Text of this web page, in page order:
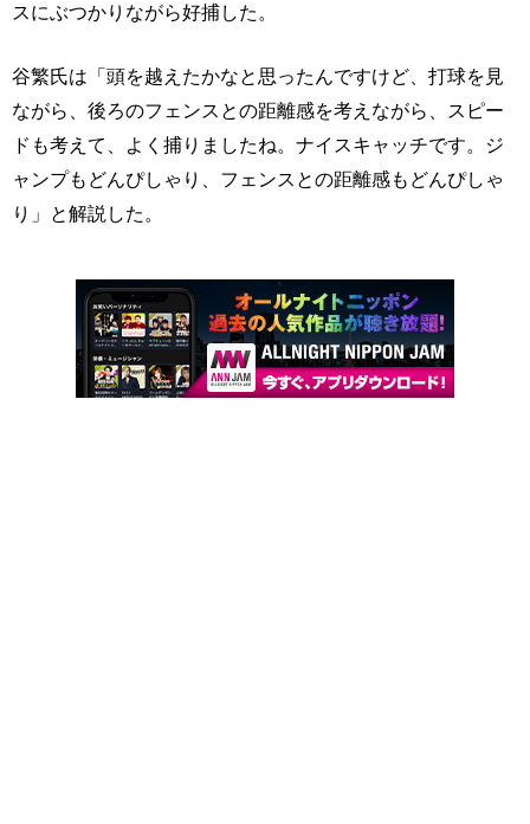
スにぶつかりながら好捕した。
谷繁氏は「頭を越えたかなと思ったんですけど、打球を見
ながら、後ろのフェンスとの距離感を考えながら、スピー
ドも考えて、よく捕りましたね。ナイスキャッチです。ジ
ャンプもどんぴしゃり、フェンスとの距離感もどんぴしゃ
り」と解説した。